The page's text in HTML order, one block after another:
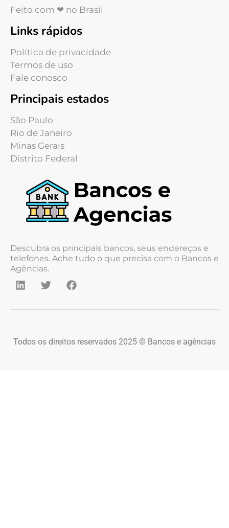
Feito com ❤ no Brasil
Links rápidos
Política de privacidade
Termos de uso
Fale conosco
Principais estados
São Paulo
Rio de Janeiro
Minas Gerais
Distrito Federal
Descubra os principais bancos, seus endereços e
telefones. Ache tudo o que precisa com o Bancos e
Agências.
Todos os direitos reservados 2025 © Bancos e agências